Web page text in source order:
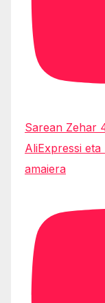
Sarean Zehar
AliExpressi
amaiera